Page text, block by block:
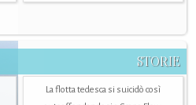
STORIE
La flotta tedesca si suicidò così